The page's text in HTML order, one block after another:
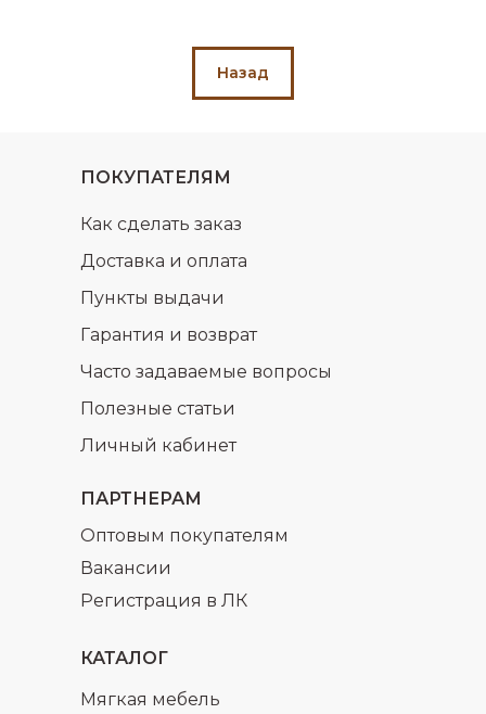
Назад
ПАРТНЕРАМ
Регистрация в ЛК
Оптовым покупателям
Вакансии
КАТАЛОГ
Мягкая мебель
ПОКУПАТЕЛЯМ
Доставка и оплата
Часто задаваемые вопросы
Гарантия и возврат
Полезные статьи
Пункты выдачи
Как сделать заказ
Личный кабинет